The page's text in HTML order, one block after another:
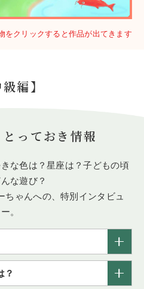
をクリックすると作品が出てきます
級編】
とっておき情報
な色は？星座は？子どもの頃
な遊び？
ちゃんへの、特別インタビュ
ー。
？